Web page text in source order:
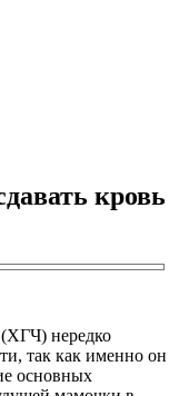
кровь
нередко
так как именно он
основных